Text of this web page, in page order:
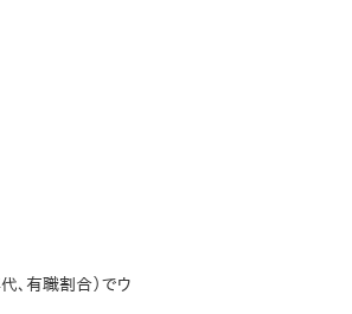
、有職割合）でウ